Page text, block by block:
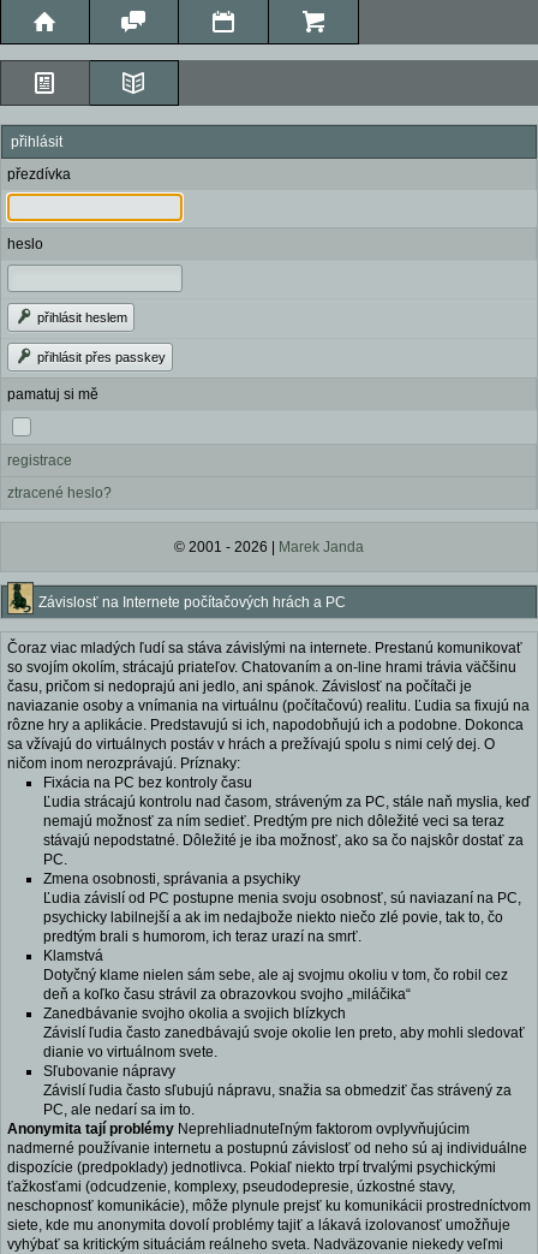
přihlásit
přezdívka
heslo
přihlásit heslem
přihlásit přes passkey
pamatuj si mě
registrace
ztracené heslo?
© 2001 - 2026 | Marek Janda
Závislosť na Internete počítačových hrách a PC
Čoraz viac mladých ľudí sa stáva závislými na internete. Prestanú komunikovať
so svojím okolím, strácajú priateľov. Chatovaním a on-line hrami trávia väčšinu
času, pričom si nedoprajú ani jedlo, ani spánok. Závislosť na počítači je
naviazanie osoby a vnímania na virtuálnu (počítačovú) realitu. Ľudia sa fixujú na
rôzne hry a aplikácie. Predstavujú si ich, napodobňujú ich a podobne. Dokonca
sa vžívajú do virtuálnych postáv v hrách a prežívajú spolu s nimi celý dej. O
ničom inom nerozprávajú. Príznaky:
Fixácia na PC bez kontroly času
Ľudia strácajú kontrolu nad časom, stráveným za PC, stále naň myslia, keď
nemajú možnosť za ním sedieť. Predtým pre nich dôležité veci sa teraz
stávajú nepodstatné. Dôležité je iba možnosť, ako sa čo najskôr dostať za
PC.
Zmena osobnosti, správania a psychiky
Ľudia závislí od PC postupne menia svoju osobnosť, sú naviazaní na PC,
psychicky labilnejší a ak im nedajbože niekto niečo zlé povie, tak to, čo
predtým brali s humorom, ich teraz urazí na smrť.
Klamstvá
Dotyčný klame nielen sám sebe, ale aj svojmu okoliu v tom, čo robil cez
deň a koľko času strávil za obrazovkou svojho „miláčika“
Zanedbávanie svojho okolia a svojich blízkych
Závislí ľudia často zanedbávajú svoje okolie len preto, aby mohli sledovať
dianie vo virtuálnom svete.
Sľubovanie nápravy
Závislí ľudia často sľubujú nápravu, snažia sa obmedziť čas strávený za
PC, ale nedarí sa im to.
Anonymita tají problémy Neprehliadnuteľným faktorom ovplyvňujúcim
nadmerné používanie internetu a postupnú závislosť od neho sú aj individuálne
dispozície (predpoklady) jednotlivca. Pokiaľ niekto trpí trvalými psychickými
ťažkosťami (odcudzenie, komplexy, pseudodepresie, úzkostné stavy,
neschopnosť komunikácie), môže plynule prejsť ku komunikácii prostredníctvom
siete, kde mu anonymita dovolí problémy tajiť a lákavá izolovanosť umožňuje
vyhýbať sa kritickým situáciám reálneho sveta. Nadväzovanie niekedy veľmi